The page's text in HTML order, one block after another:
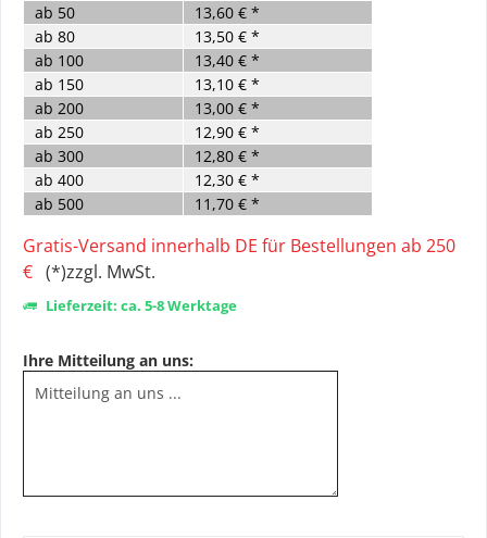
ab 50
13,60 € *
ab 80
13,50 € *
ab 100
13,40 € *
ab 150
13,10 € *
ab 200
13,00 € *
ab 250
12,90 € *
ab 300
12,80 € *
ab 400
12,30 € *
ab 500 11,70 € *
Gratis-Versand innerhalb DE für Bestellungen ab 250
€ (*)zzgl. MwSt.
Lieferzeit: ca. 5-8 Werktage
Ihre Mitteilung an uns: